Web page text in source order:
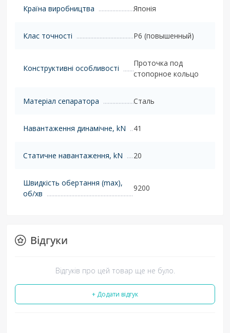
Країна виробництва Японія
Клас точності P6 (повышенный)
Конструктивні особливості
Проточка под
стопорное кольцо
Матеріал сепаратора Сталь
Навантаження динамічне, kN 41
Статичне навантаження, kN 20
Швидкість обертання (max),
об/хв
9200
Відгуки
Відгуків про цей товар ще не було.
+ Додати відгук